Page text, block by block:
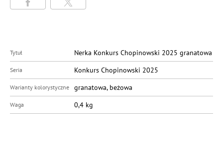
Tytuł Nerka Konkurs Chopinowski 2025 granatowa
Seria Konkurs Chopinowski 2025
Warianty kolorystyczne granatowa, beżowa
Waga 0,4 kg